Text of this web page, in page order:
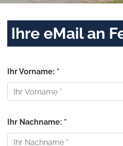
Ihre eMail an
Ihr Vorname: *
Ihr Nachname: *